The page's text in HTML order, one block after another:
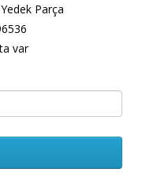
Parça
var